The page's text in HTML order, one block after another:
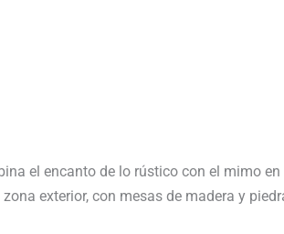
el encanto de lo rústico con el mimo en
exterior, con mesas de madera y